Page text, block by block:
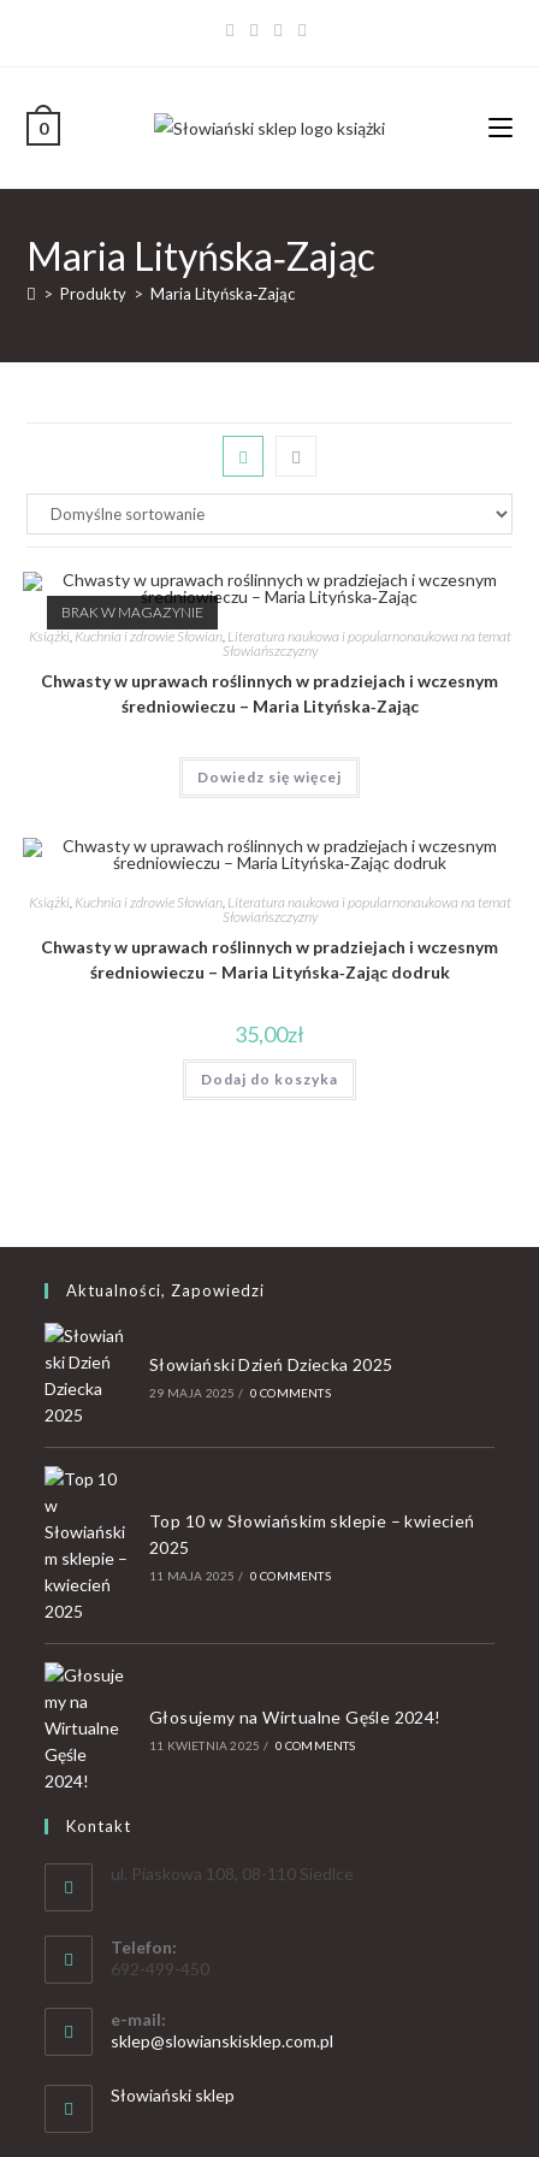
0
Maria Lityńska‐Zając
> Produkty > Maria Lityńska‐Zając
BRAK W MAGAZYNIE
Książki, Kuchnia i zdrowie Słowian, Literatura naukowa i popularnonaukowa na temat
Słowiańszczyzny
Chwasty w uprawach roślinnych w pradziejach i wczesnym
średniowieczu – Maria Lityńska‐Zając
Dowiedz się więcej
Książki, Kuchnia i zdrowie Słowian, Literatura naukowa i popularnonaukowa na temat
Słowiańszczyzny
Chwasty w uprawach roślinnych w pradziejach i wczesnym
średniowieczu – Maria Lityńska‐Zając dodruk
35,00zł
Dodaj do koszyka
Aktualności, Zapowiedzi
Słowiański Dzień Dziecka 2025
29 MAJA 2025 / 0 COMMENTS
Top 10 w Słowiańskim sklepie – kwiecień
2025
11 MAJA 2025 / 0 COMMENTS
Głosujemy na Wirtualne Gęśle 2024!
11 KWIETNIA 2025 / 0 COMMENTS
Kontakt
ul. Piaskowa 108, 08-110 Siedlce
Telefon:
692-499-450
e-mail:
sklep@slowianskisklep.com.pl
Słowiański sklep